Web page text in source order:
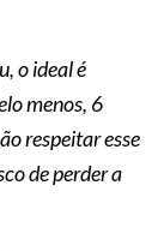
o ideal é
menos, 6
respeitar esse
de perder a